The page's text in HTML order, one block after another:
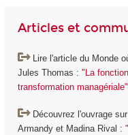
Articles et
Lire l'article du Monde
Jules Thomas : "La
transformation managériale"
Découvrez l'ouvrage
Armandy et Madina Rival :